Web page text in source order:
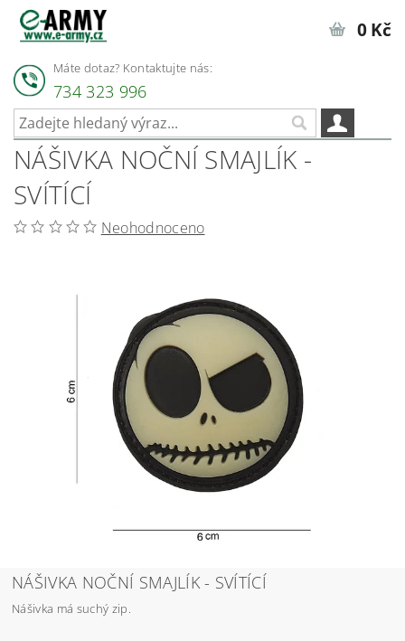
Máte dotaz? Kontaktujte nás:
734 323 996
0 Kč
NÁŠIVKA NOČNÍ SMAJLÍK -
SVÍTÍCÍ
Neohodnoceno
NÁŠIVKA NOČNÍ SMAJLÍK - SVÍTÍCÍ
Nášivka má suchý zip.